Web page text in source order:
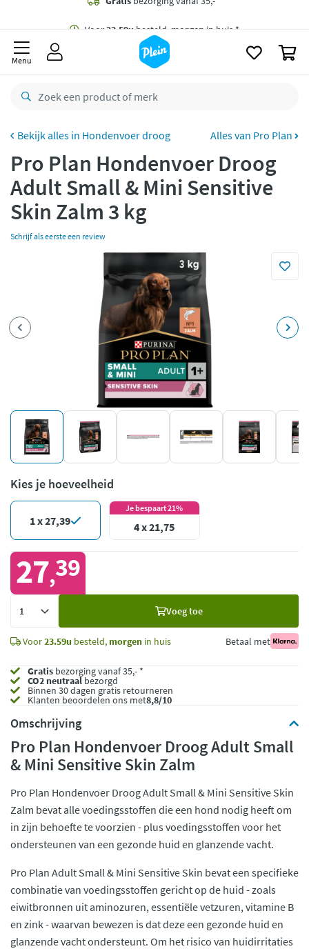
besteld,
retourneren
CO2 neutraal
Betaal met Klarna
Menu
Hondenvoer droog Alles van Pro Plan
Pro Plan Hondenvoer Droog
Adult Small & Mini Sensitive
Skin Zalm 3 kg
Schrijf als eerste een review
Kies je hoeveelheid
1 x 27,39
Je bespaart 21%
4 x 21,75
27,39
Voeg toe
Voor23.59u besteld, morgen in huis Betaal met
Gratis bezorging vanaf 35,- *
CO2 neutraalbezorgd
Binnen 30 dagen gratis retourneren
Klanten beoordelen ons met8,8/10
Omschrijving
Pro Plan Hondenvoer Droog Adult Small
& Mini Sensitive Skin Zalm
Pro Plan Hondenvoer Droog Adult Small & Mini Sensitive Skin
Zalm bevat alle voedingsstoffen die een hond nodig heeft om
in zijn behoefte te voorzien - plus voedingsstoffen voor het
ondersteunen van een gezonde huid en glanzende vacht.
Pro Plan Adult Small & Mini Sensitive Skin bevat een specifieke
combinatie van voedingsstoffen gericht op de huid - zoals
eiwitbronnen uit aminozuren, essentiële vetzuren, vitamine B
en zink - waarvan bewezen is dat deze een gezonde huid en
glanzende vacht ondersteunt. Om het risico van huidirritaties